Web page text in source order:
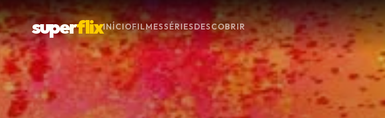
superflixINÍCIOFILMESSÉRIESDESCOBRIR